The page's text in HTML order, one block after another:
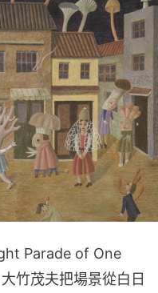
Parade of One
竹茂夫把場景從白日